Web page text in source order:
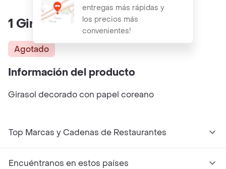
entregas más rápidas y
los precios más
convenientes!
1 Girasol Bouquet
Agotado
Información del producto
Girasol decorado con papel coreano
Top Marcas y Cadenas de Restaurantes
Encuéntranos en estos países